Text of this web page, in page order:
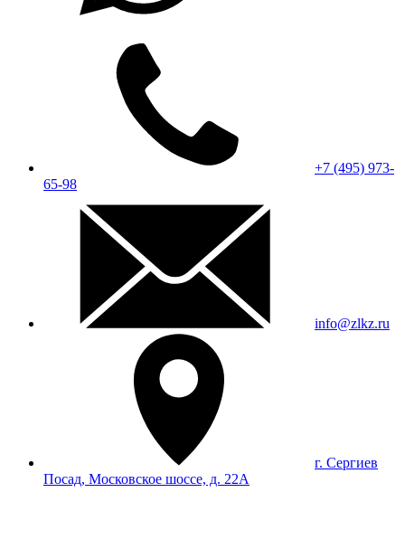
+7 (495) 973-
65-98
info@zlkz.ru
г. Сергиев
Посад, Московское шоссе, д. 22А